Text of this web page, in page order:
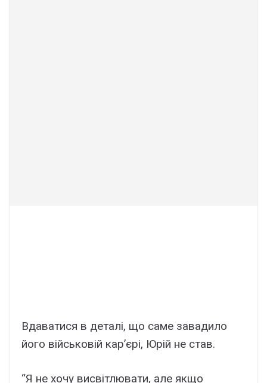
Вдаватися в деталі, що саме завадило
його військовій кар’єрі, Юрій не став.
“Я не хочу висвітлювати, але якщо